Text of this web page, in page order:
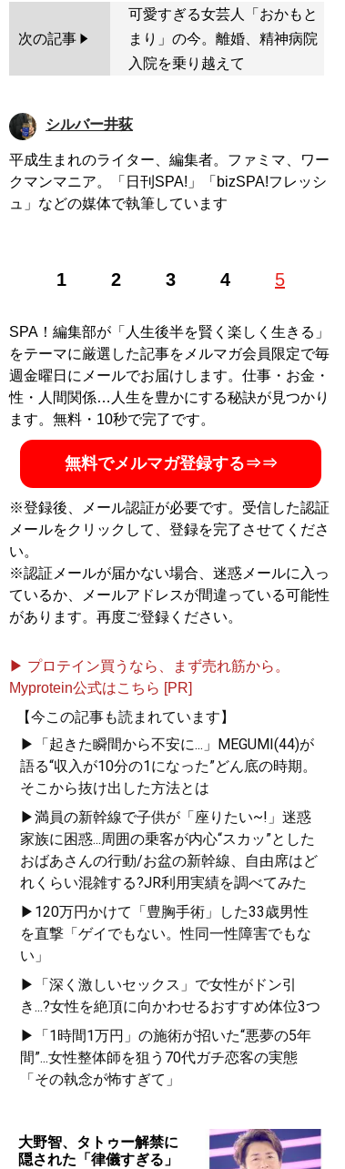
次の記事
可愛すぎる女芸人「おかもと
まり」の今。離婚、精神病院
入院を乗り越えて
シルバー井荻
平成生まれのライター、編集者。ファミマ、ワー
クマンマニア。「日刊SPA!」「bizSPA!フレッシ
ュ」などの媒体で執筆しています
1 2 3 4 5
SPA！編集部が「人生後半を賢く楽しく生きる」
をテーマに厳選した記事をメルマガ会員限定で毎
週金曜日にメールでお届けします。仕事・お金・
性・人間関係…人生を豊かにする秘訣が見つかり
ます。無料・10秒で完了です。
無料でメルマガ登録する⇒⇒
※登録後、メール認証が必要です。受信した認証
メールをクリックして、登録を完了させてくださ
い。
※認証メールが届かない場合、迷惑メールに入っ
ているか、メールアドレスが間違っている可能性
があります。再度ご登録ください。
▶ プロテイン買うなら、まず売れ筋から。
Myprotein公式はこちら [PR]
【今この記事も読まれています】
▶「起きた瞬間から不安に...」MEGUMI(44)が
語る“収入が10分の1になった”どん底の時期。
そこから抜け出した方法とは
▶満員の新幹線で子供が「座りたい~!」迷惑
家族に困惑...周囲の乗客が内心“スカッ”とした
おばあさんの行動/お盆の新幹線、自由席はど
れくらい混雑する?JR利用実績を調べてみた
▶120万円かけて「豊胸手術」した33歳男性
を直撃「ゲイでもない。性同一性障害でもな
い」
▶「深く激しいセックス」で女性がドン引
き...?女性を絶頂に向かわせるおすすめ体位3つ
▶「1時間1万円」の施術が招いた“悪夢の5年
間”...女性整体師を狙う70代ガチ恋客の実態
「その執念が怖すぎて」
大野智、タトゥー解禁に
隠された「律儀すぎる」